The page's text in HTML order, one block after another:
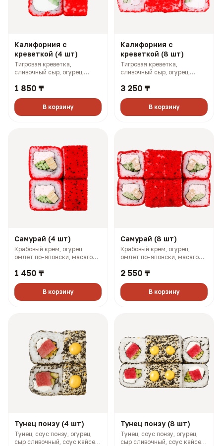
Калифорния с
креветкой (4 шт)
Тигровая креветка,
сливочный сыр, огурец,
1 850 ₸
В корзину
Калифорния с
креветкой (8 шт)
Тигровая креветка,
сливочный сыр, огурец,
3 250 ₸
В корзину
Самурай (4 шт)
Крабовый крем, огурец
омлет по-японски, масаго
1 450 ₸
В корзину
Самурай (8 шт)
Крабовый крем, огурец,
омлет по-японски, масаго
2 550 ₸
В корзину
Тунец понзу (4 шт)
Тунец, соус понзу, огурец,
сыр сливочный, соус кайсен,
Тунец понзу (8 шт)
Тунец, соус понзу, огурец,
сыр сливочный, соус кайсен,